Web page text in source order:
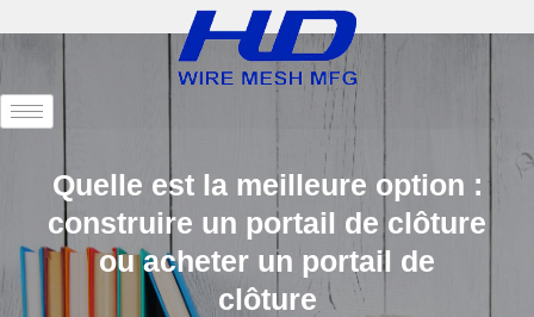
Quelle est la meilleure option :
construire un portail de clôture
ou acheter un portail de
clôture